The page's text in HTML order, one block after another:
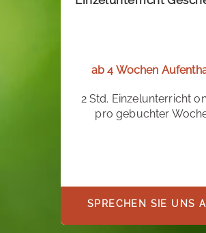
ab 4 Wochen
2 Std. Einzelunterricht
pro gebuchter
SPRECHEN SIE UNS